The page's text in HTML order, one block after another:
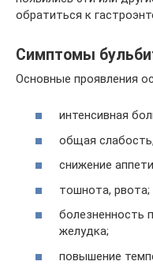
обратиться к
Симптомы
Основные проявления
интенсивная
общая
снижение
тошнота, рвота;
болезненность
желудка;
повышение